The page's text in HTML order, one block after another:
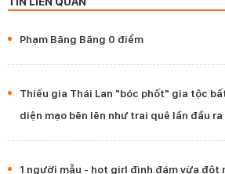
Phạm Băng Băng 0 điểm
Thiếu gia Thái Lan "bóc phốt" gia tộc
diện mạo bẽn lẽn như trai quê lần đầu ra
1 người mẫu - hot girl đình đám vừa đột